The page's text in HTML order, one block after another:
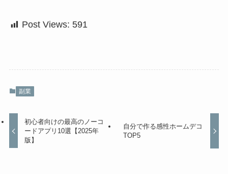
Post Views: 591
副業
初心者向けの最高のノーコ
ードアプリ10選【2025年
版】
自分で作る感性ホームデコ
TOP5